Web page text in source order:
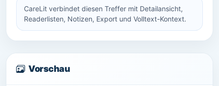
CareLit verbindet diesen Treffer mit Detailansicht,
Readerlisten, Notizen, Export und Volltext-Kontext.
Vorschau